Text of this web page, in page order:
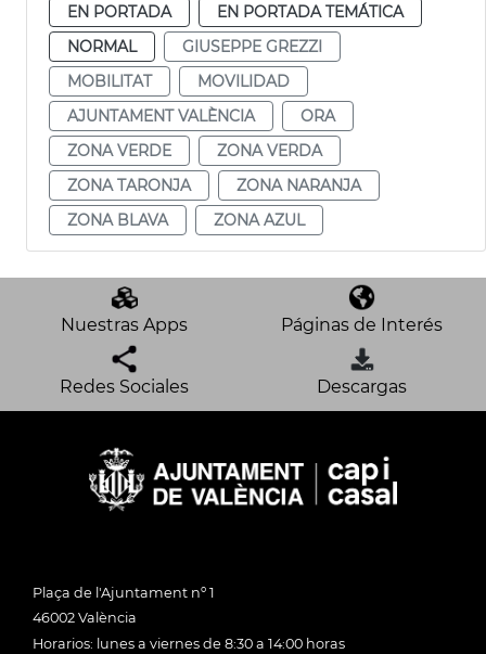
EN PORTADA
EN PORTADA TEMÁTICA
NORMAL
GIUSEPPE GREZZI
MOBILITAT
MOVILIDAD
AJUNTAMENT VALÈNCIA
ORA
ZONA VERDE
ZONA VERDA
ZONA TARONJA
ZONA NARANJA
ZONA BLAVA
ZONA AZUL
Nuestras Apps Páginas de Interés
Redes Sociales Descargas
Plaça de l'Ajuntament nº 1
46002 València
Horarios: lunes a viernes de 8:30 a 14:00 horas